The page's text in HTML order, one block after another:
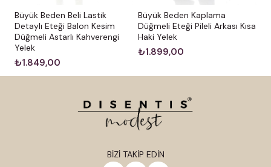
Büyük Beden Beli Lastik
Detaylı Eteği Balon Kesim
Düğmeli Astarlı Kahverengi
Yelek
₺1.849,00
Büyük Beden Kaplama
Düğmeli Eteği Pileli Arkası Kısa
Haki Yelek
₺1.899,00
BİZİ TAKİP EDİN